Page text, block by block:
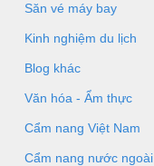
Săn vé máy bay
Kinh nghiệm du lịch
Blog khác
Văn hóa - Ẩm thực
Cẩm nang Việt Nam
Cẩm nang nước ngoài